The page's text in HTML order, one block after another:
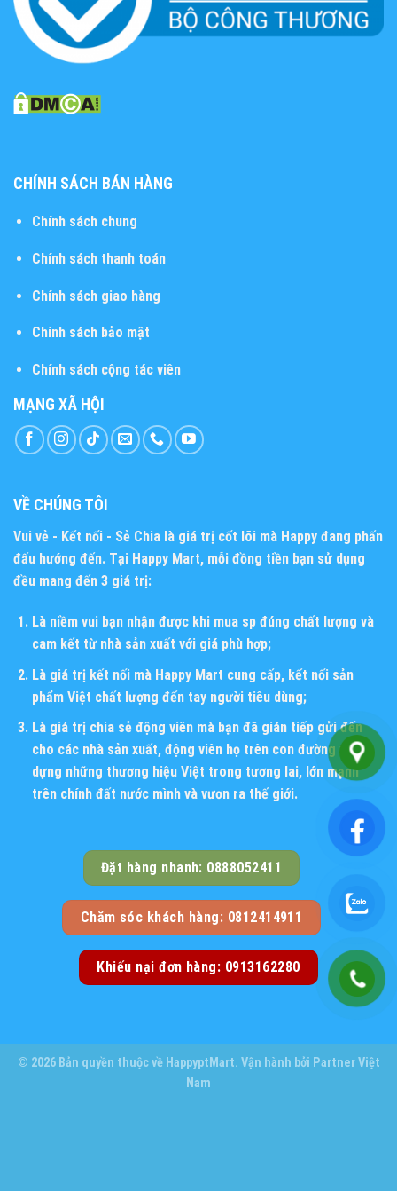
CHÍNH SÁCH BÁN HÀNG
Chính sách chung
Chính sách thanh toán
Chính sách giao hàng
Chính sách bảo mật
Chính sách cộng tác viên
MẠNG XÃ HỘI
VỀ CHÚNG TÔI
Vui vẻ - Kết nối - Sẻ Chia là giá trị cốt lõi mà Happy đang phấn
đấu hướng đến. Tại Happy Mart, mỗi đồng tiền bạn sử dụng
đều mang đến 3 giá trị:
Là niềm vui bạn nhận được khi mua sp đúng chất lượng và
cam kết từ nhà sản xuất với giá phù hợp;
Là giá trị kết nối mà Happy Mart cung cấp, kết nối sản
phẩm Việt chất lượng đến tay người tiêu dùng;
Là giá trị chia sẻ động viên mà bạn đã gián tiếp gửi đến
cho các nhà sản xuất, động viên họ trên con đường xây
dựng những thương hiệu Việt trong tương lai, lớn mạnh
trên chính đất nước mình và vươn ra thế giới.
Đặt hàng nhanh: 0888052411
Chăm sóc khách hàng: 0812414911
Khiếu nại đơn hàng: 0913162280
© 2026 Bản quyền thuộc về HappyptMart. Vận hành bởi Partner Việt
Nam